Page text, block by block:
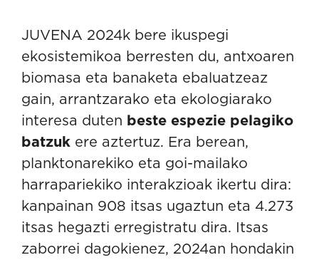
JUVENA 2024k bere ikuspegi
ekosistemikoa berresten du, antxoaren
biomasa eta banaketa ebaluatzeaz
gain, arrantzarako eta ekologiarako
interesa duten beste espezie pelagiko
batzuk ere aztertuz. Era berean,
planktonarekiko eta goi-mailako
harrapariekiko interakzioak ikertu dira:
kanpainan 908 itsas ugaztun eta 4.273
itsas hegazti erregistratu dira. Itsas
zaborrei dagokienez, 2024an hondakin